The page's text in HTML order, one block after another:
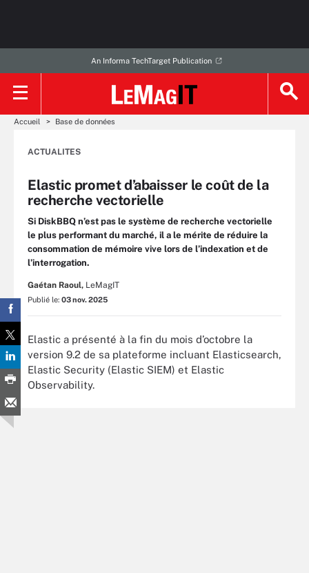
An Informa TechTarget Publication
Accueil Base de données
ACTUALITES
Elastic promet d’abaisser le coût de la
recherche vectorielle
Si DiskBBQ n’est pas le système de recherche vectorielle
le plus performant du marché, il a le mérite de réduire la
consommation de mémoire vive lors de l’indexation et de
l’interrogation.
Gaétan Raoul, LeMagIT
Publié le: 03 nov. 2025
Elastic a présenté à la fin du mois d’octobre la
version 9.2 de sa plateforme incluant Elasticsearch,
Elastic Security (Elastic SIEM) et Elastic
Observability.